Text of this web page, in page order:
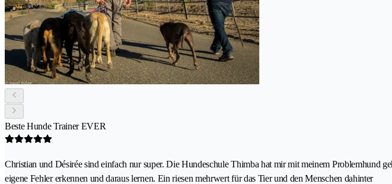
Beste Hunde Trainer EVER
Christian und Désirée sind einfach nur super. Die Hundeschule Thimba hat mir mit meinem Problemhund
eigene Fehler erkennen und daraus lernen. Ein riesen mehrwert für das Tier und den Menschen dahinter